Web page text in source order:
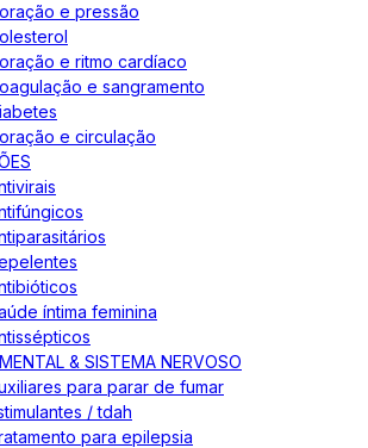
e pressão
e ritmo cardíaco
e sangramento
e circulação
íntima feminina
& SISTEMA NERVOSO
para parar de fumar
/ tdah
para epilepsia